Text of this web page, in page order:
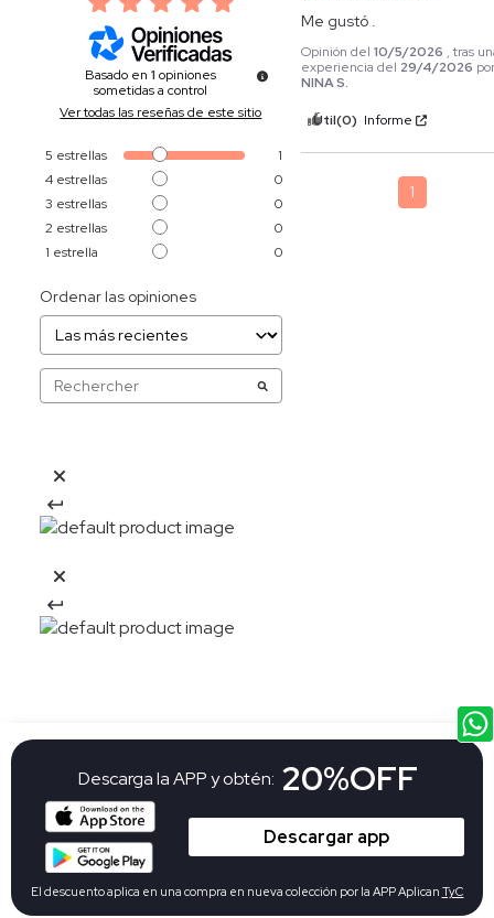
Basado en1 opiniones
sometidas a control
Ver todas las reseñas de este sitio
5 estrellas
1
4 estrellas
0
3 estrellas
0
2 estrellas
0
1 estrella 0
Ordenar las opiniones
Me gustó .
Opinión del10/5/2026 , tras
experiencia del 29/4/2026
NINA S.
Útil(0) Informe
1
Descarga la APP y obtén: 20%OFF
Descargar app
El descuento aplica en una compra en nueva colección por la APP Aplican TyC